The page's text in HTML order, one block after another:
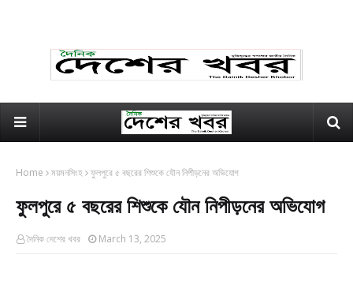
Home ময়মনসিংহ ফুলপুরে ৫ বছরের শিশুকে যৌন নিপীড়নের অভিযোগ
ফুলপুরে ৫ বছরের শিশুকে যৌন নিপীড়নের অভিযোগ
দৈনিক দেশের খবর March 13, 2025